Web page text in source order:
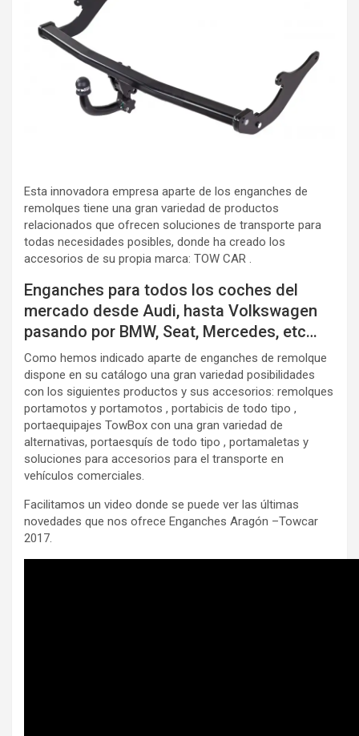
Esta innovadora empresa aparte de los enganches de
remolques tiene una gran variedad de productos
relacionados que ofrecen soluciones de transporte para
todas necesidades posibles, donde ha creado los
accesorios de su propia marca: TOW CAR .
Enganches para todos los coches del
mercado desde Audi, hasta Volkswagen
pasando por BMW, Seat, Mercedes, etc…
Como hemos indicado aparte de enganches de remolque
dispone en su catálogo una gran variedad posibilidades
con los siguientes productos y sus accesorios: remolques
portamotos y portamotos , portabicis de todo tipo ,
portaequipajes TowBox con una gran variedad de
alternativas, portaesquís de todo tipo , portamaletas y
soluciones para accesorios para el transporte en
vehículos comerciales.
Facilitamos un video donde se puede ver las últimas
novedades que nos ofrece Enganches Aragón –Towcar
2017.